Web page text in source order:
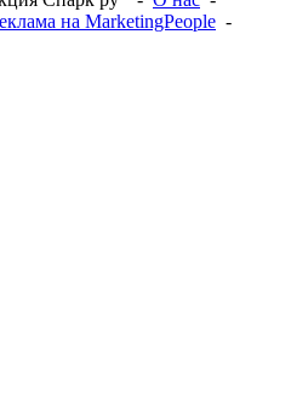
на MarketingPeople -